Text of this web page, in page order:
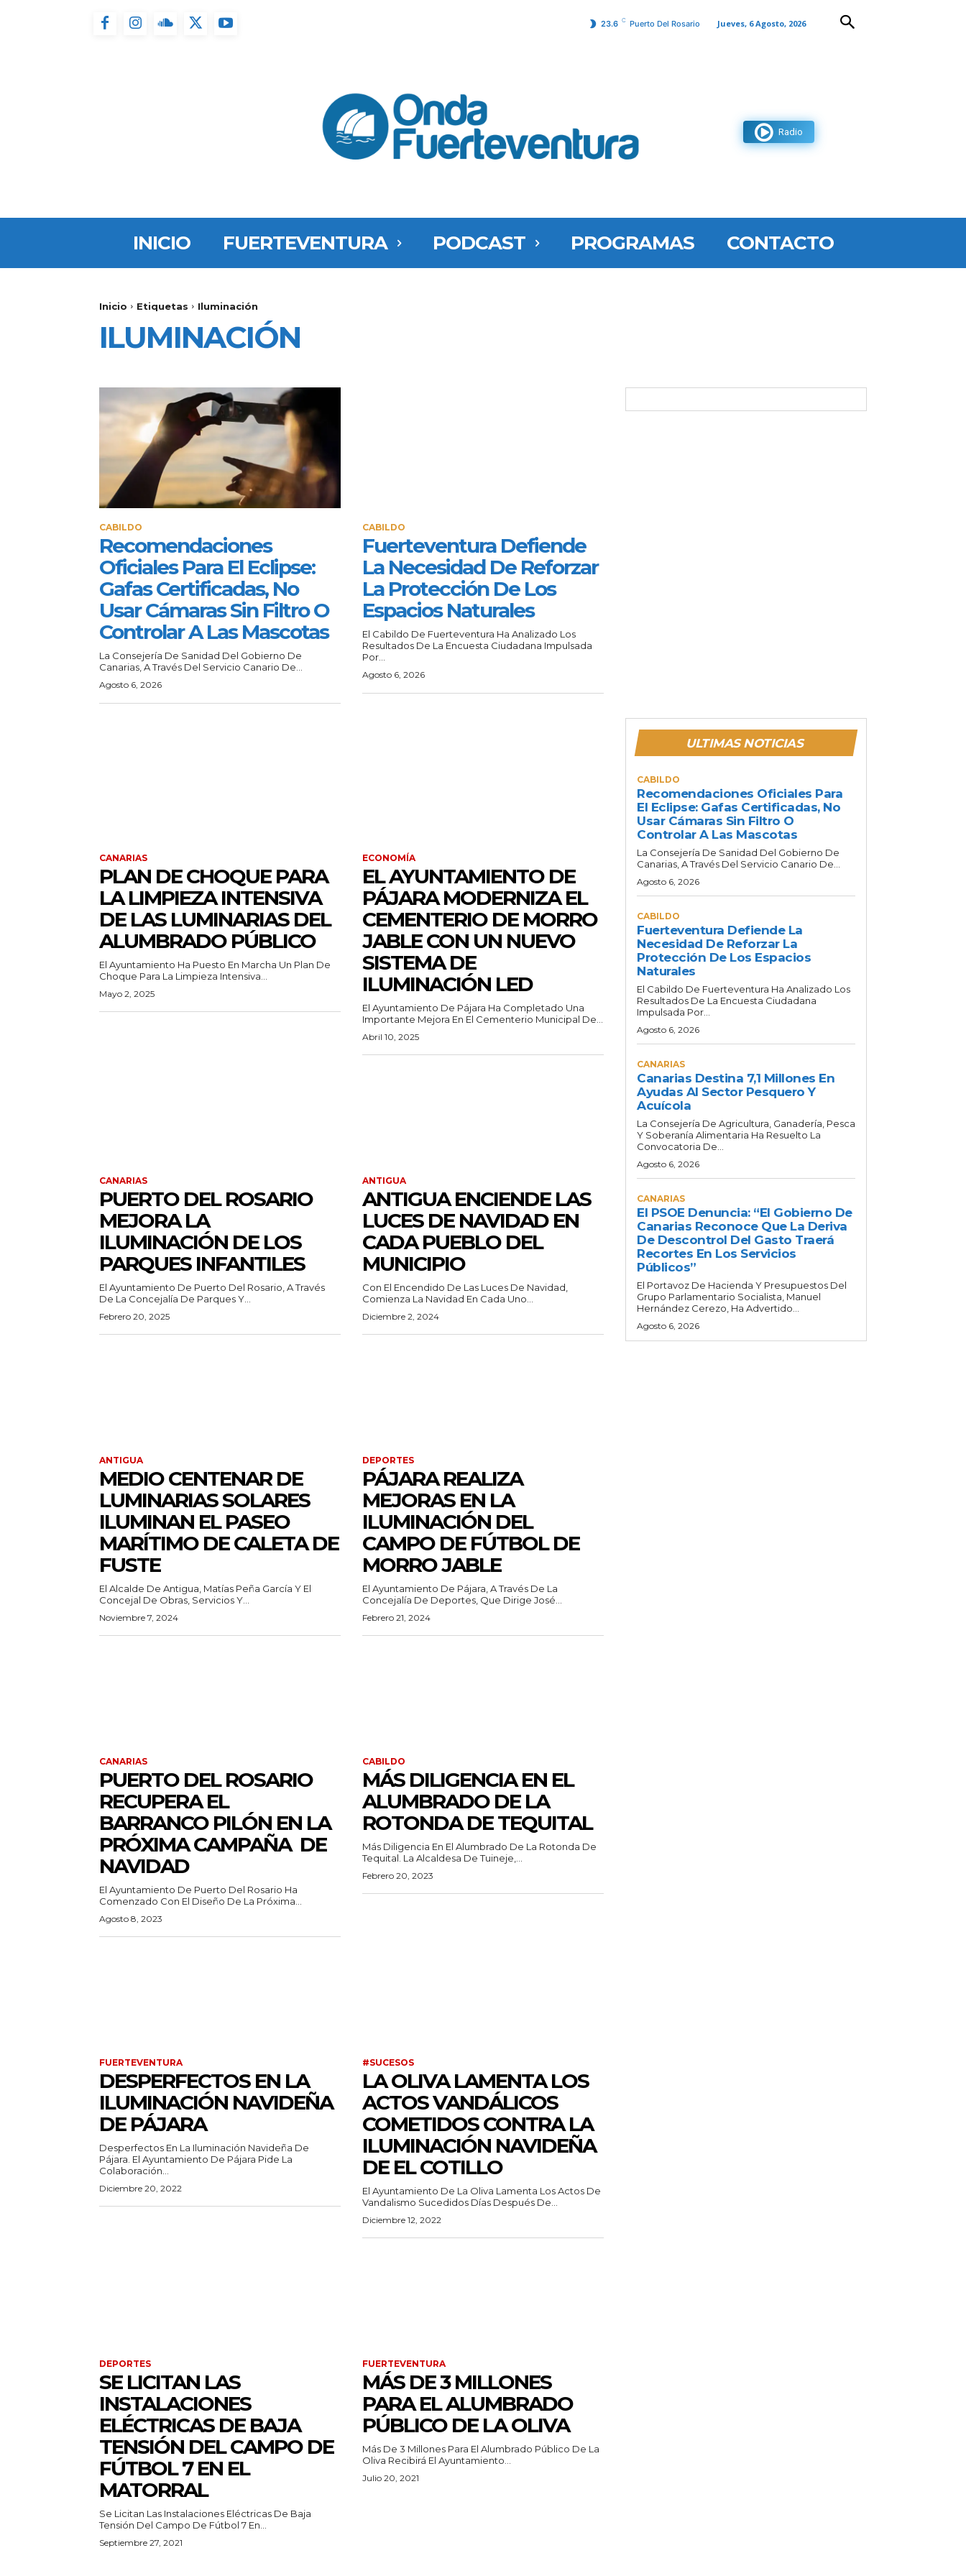
23.6 C Puerto Del Rosario Jueves, 6 Agosto, 2026
Radio
INICIO FUERTEVENTURA PODCAST PROGRAMAS CONTACTO
Inicio Etiquetas Iluminación
ILUMINACIÓN
CABILDO
Recomendaciones
Oficiales Para El Eclipse:
Gafas Certificadas, No
Usar Cámaras Sin Filtro O
Controlar A Las Mascotas
La Consejería De Sanidad Del Gobierno De
Canarias, A Través Del Servicio Canario De...
Agosto 6, 2026
CABILDO
Fuerteventura Defiende
La Necesidad De Reforzar
La Protección De Los
Espacios Naturales
El Cabildo De Fuerteventura Ha Analizado Los
Resultados De La Encuesta Ciudadana Impulsada
Por...
Agosto 6, 2026
CANARIAS
PLAN DE CHOQUE PARA
LA LIMPIEZA INTENSIVA
DE LAS LUMINARIAS DEL
ALUMBRADO PÚBLICO
El Ayuntamiento Ha Puesto En Marcha Un Plan De
Choque Para La Limpieza Intensiva...
Mayo 2, 2025
ECONOMÍA
EL AYUNTAMIENTO DE
PÁJARA MODERNIZA EL
CEMENTERIO DE MORRO
JABLE CON UN NUEVO
SISTEMA DE
ILUMINACIÓN LED
El Ayuntamiento De Pájara Ha Completado Una
Importante Mejora En El Cementerio Municipal De...
Abril 10, 2025
CANARIAS
PUERTO DEL ROSARIO
MEJORA LA
ILUMINACIÓN DE LOS
PARQUES INFANTILES
El Ayuntamiento De Puerto Del Rosario, A Través
De La Concejalía De Parques Y...
Febrero 20, 2025
ANTIGUA
ANTIGUA ENCIENDE LAS
LUCES DE NAVIDAD EN
CADA PUEBLO DEL
MUNICIPIO
Con El Encendido De Las Luces De Navidad,
Comienza La Navidad En Cada Uno...
Diciembre 2, 2024
ANTIGUA
MEDIO CENTENAR DE
LUMINARIAS SOLARES
ILUMINAN EL PASEO
MARÍTIMO DE CALETA DE
FUSTE
El Alcalde De Antigua, Matías Peña García Y El
Concejal De Obras, Servicios Y...
Noviembre 7, 2024
DEPORTES
PÁJARA REALIZA
MEJORAS EN LA
ILUMINACIÓN DEL
CAMPO DE FÚTBOL DE
MORRO JABLE
El Ayuntamiento De Pájara, A Través De La
Concejalía De Deportes, Que Dirige José...
Febrero 21, 2024
CANARIAS
PUERTO DEL ROSARIO
RECUPERA EL
BARRANCO PILÓN EN LA
PRÓXIMA CAMPAÑA DE
NAVIDAD
El Ayuntamiento De Puerto Del Rosario Ha
Comenzado Con El Diseño De La Próxima...
Agosto 8, 2023
CABILDO
MÁS DILIGENCIA EN EL
ALUMBRADO DE LA
ROTONDA DE TEQUITAL
Más Diligencia En El Alumbrado De La Rotonda De
Tequital. La Alcaldesa De Tuineje,...
Febrero 20, 2023
FUERTEVENTURA
DESPERFECTOS EN LA
ILUMINACIÓN NAVIDEÑA
DE PÁJARA
Desperfectos En La Iluminación Navideña De
Pájara. El Ayuntamiento De Pájara Pide La
Colaboración...
Diciembre 20, 2022
#SUCESOS
LA OLIVA LAMENTA LOS
ACTOS VANDÁLICOS
COMETIDOS CONTRA LA
ILUMINACIÓN NAVIDEÑA
DE EL COTILLO
El Ayuntamiento De La Oliva Lamenta Los Actos De
Vandalismo Sucedidos Días Después De...
Diciembre 12, 2022
DEPORTES
SE LICITAN LAS
INSTALACIONES
ELÉCTRICAS DE BAJA
TENSIÓN DEL CAMPO DE
FÚTBOL 7 EN EL
MATORRAL
Se Licitan Las Instalaciones Eléctricas De Baja
Tensión Del Campo De Fútbol 7 En...
Septiembre 27, 2021
FUERTEVENTURA
MÁS DE 3 MILLONES
PARA EL ALUMBRADO
PÚBLICO DE LA OLIVA
Más De 3 Millones Para El Alumbrado Público De La
Oliva Recibirá El Ayuntamiento...
Julio 20, 2021
ULTIMAS NOTICIAS
CABILDO
Recomendaciones Oficiales Para
El Eclipse: Gafas Certificadas, No
Usar Cámaras Sin Filtro O
Controlar A Las Mascotas
La Consejería De Sanidad Del Gobierno De
Canarias, A Través Del Servicio Canario De...
Agosto 6, 2026
CABILDO
Fuerteventura Defiende La
Necesidad De Reforzar La
Protección De Los Espacios
Naturales
El Cabildo De Fuerteventura Ha Analizado Los
Resultados De La Encuesta Ciudadana
Impulsada Por...
Agosto 6, 2026
CANARIAS
Canarias Destina 7,1 Millones En
Ayudas Al Sector Pesquero Y
Acuícola
La Consejería De Agricultura, Ganadería, Pesca
Y Soberanía Alimentaria Ha Resuelto La
Convocatoria De...
Agosto 6, 2026
CANARIAS
El PSOE Denuncia: “El Gobierno De
Canarias Reconoce Que La Deriva
De Descontrol Del Gasto Traerá
Recortes En Los Servicios
Públicos”
El Portavoz De Hacienda Y Presupuestos Del
Grupo Parlamentario Socialista, Manuel
Hernández Cerezo, Ha Advertido...
Agosto 6, 2026